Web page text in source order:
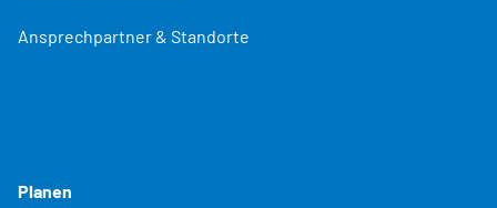
Ansprechpartner & Standorte
Planen